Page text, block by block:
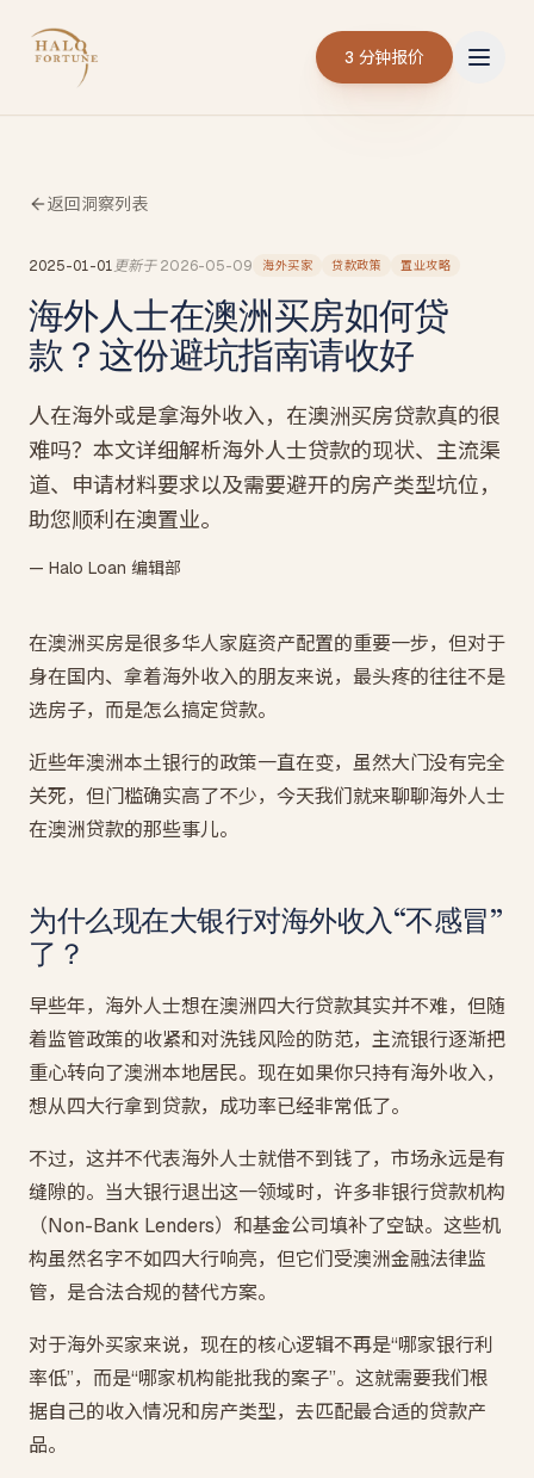
3 分钟报价
返回洞察列表
2025-01-01更新于 2026-05-09 海外买家 贷款政策 置业攻略
海外人士在澳洲买房如何贷
款？这份避坑指南请收好
人在海外或是拿海外收入，在澳洲买房贷款真的很
难吗？本文详细解析海外人士贷款的现状、主流渠
道、申请材料要求以及需要避开的房产类型坑位，
助您顺利在澳置业。
— Halo Loan 编辑部
在澳洲买房是很多华人家庭资产配置的重要一步，但对于
身在国内、拿着海外收入的朋友来说，最头疼的往往不是
选房子，而是怎么搞定贷款。
近些年澳洲本土银行的政策一直在变，虽然大门没有完全
关死，但门槛确实高了不少，今天我们就来聊聊海外人士
在澳洲贷款的那些事儿。
为什么现在大银行对海外收入“不感冒”
了？
早些年，海外人士想在澳洲四大行贷款其实并不难，但随
着监管政策的收紧和对洗钱风险的防范，主流银行逐渐把
重心转向了澳洲本地居民。现在如果你只持有海外收入，
想从四大行拿到贷款，成功率已经非常低了。
不过，这并不代表海外人士就借不到钱了，市场永远是有
缝隙的。当大银行退出这一领域时，许多非银行贷款机构
（Non-Bank Lenders）和基金公司填补了空缺。这些机
构虽然名字不如四大行响亮，但它们受澳洲金融法律监
管，是合法合规的替代方案。
对于海外买家来说，现在的核心逻辑不再是“哪家银行利
率低”，而是“哪家机构能批我的案子”。这就需要我们根
据自己的收入情况和房产类型，去匹配最合适的贷款产
品。